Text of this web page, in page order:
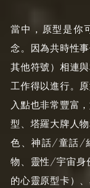
當中，原型是你
念。因為共時性
其他符號）相連
工作得以進行。
入點也非常豐富
型、塔羅大牌人
色、神話/童話/
物、靈性/宇宙身
的心靈原型卡）